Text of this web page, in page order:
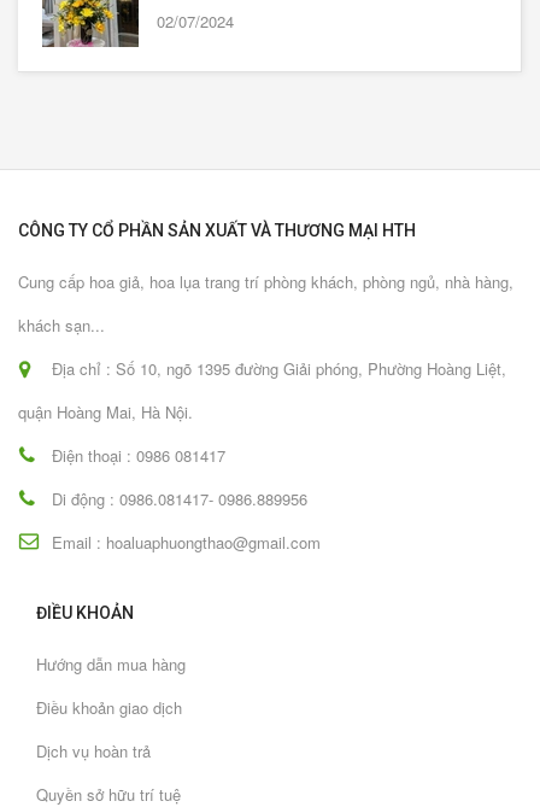
02/07/2024
CÔNG TY CỔ PHẦN SẢN XUẤT VÀ THƯƠNG MẠI HTH
Cung cấp hoa giả, hoa lụa trang trí phòng khách, phòng ngủ, nhà hàng,
khách sạn...
Địa chỉ : Số 10, ngõ 1395 đường Giải phóng, Phường Hoàng Liệt,
quận Hoàng Mai, Hà Nội.
Điện thoại : 0986 081417
Di động : 0986.081417- 0986.889956
Email : hoaluaphuongthao@gmail.com
ĐIỀU KHOẢN
Hướng dẫn mua hàng
Điều khoản giao dịch
Dịch vụ hoàn trả
Quyền sở hữu trí tuệ